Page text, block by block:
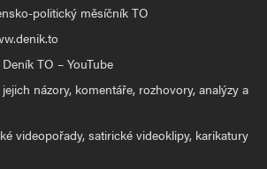
politický měsíčník TO
TO – YouTube
názory, komentáře, rozhovory, analýzy a
videopořady, satirické videoklipy, karikatury